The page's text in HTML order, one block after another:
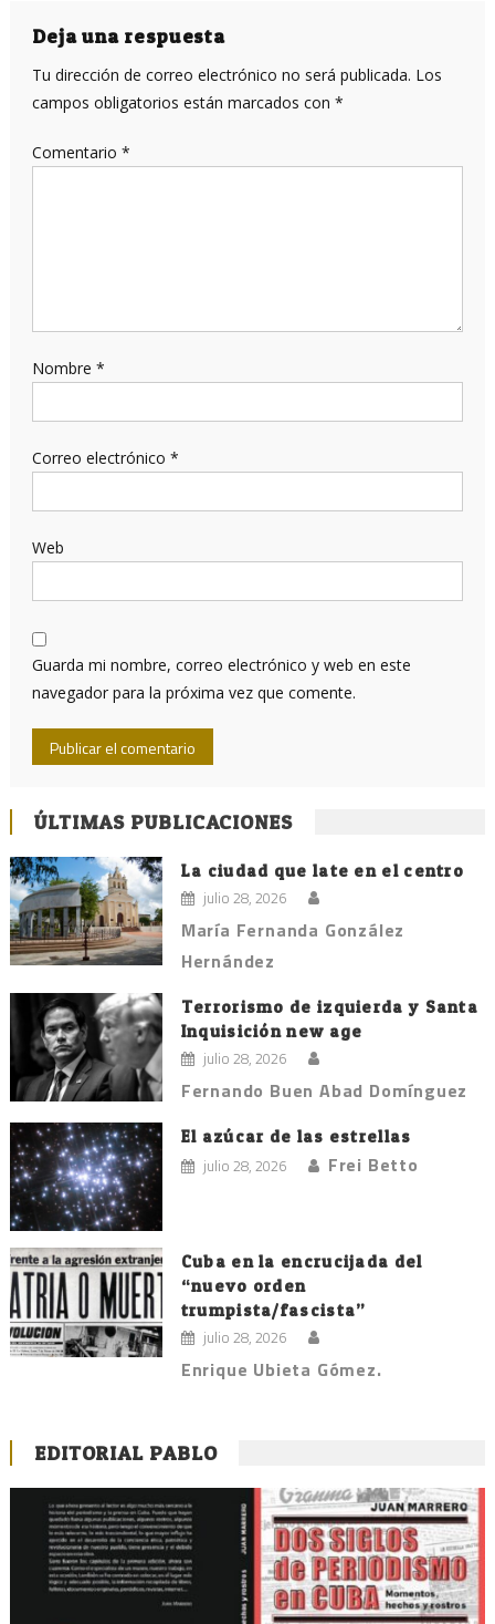
entradas
Deja una respuesta
Tu dirección de correo electrónico no será publicada. Los
campos obligatorios están marcados con *
Comentario *
Nombre *
Correo electrónico *
Web
Guarda mi nombre, correo electrónico y web en este
navegador para la próxima vez que comente.
ÚLTIMAS PUBLICACIONES
La ciudad que late en el centro
julio 28, 2026
María Fernanda González
Hernández
Terrorismo de izquierda y Santa
Inquisición new age
julio 28, 2026
Fernando Buen Abad Domínguez
El azúcar de las estrellas
julio 28, 2026 Frei Betto
Cuba en la encrucijada del
“nuevo orden
trumpista/fascista”
julio 28, 2026
Enrique Ubieta Gómez.
EDITORIAL PABLO